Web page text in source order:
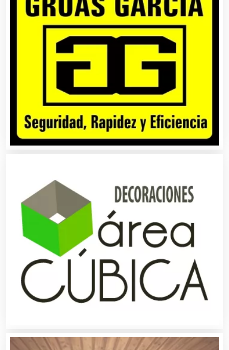
Alquiler de Trajes de Etiqueta
Alta Costura
Aluminio
Análisis Clínicos
Análisis de Aguas
Animadores de Eventos
Aparatos y Equipos Eléctricos
Arquitectos